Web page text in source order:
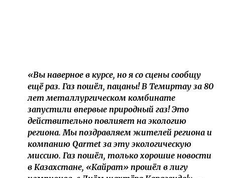
«Вы наверное в курсе, но я со сцены сообщу
ещё раз. Газ пошёл, пацаны! В Темиртау за 80
лет металлургическом комбинате
запустили впервые природный газ! Это
действительно повлияет на экологию
региона. Мы поздравляем жителей региона и
компанию Qarmet за эту экологическую
миссию. Газ пошёл, только хорошие новости
в Казахстане, «Кайрат» прошёл в лигу